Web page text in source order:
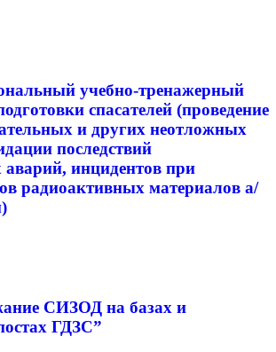
учебно-тренажерный
спасателей (проведение
и других неотложных
последствий
инцидентов при
радиоактивных материалов а/
СИЗОД на базах и
ГДЗС”